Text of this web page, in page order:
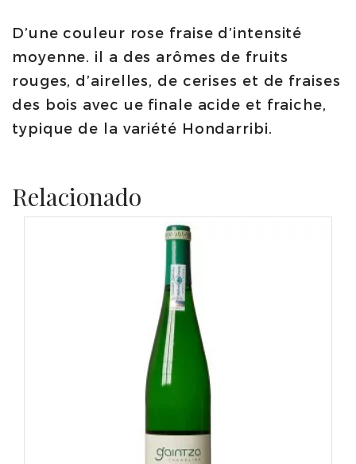
D’une couleur rose fraise d’intensité
moyenne. il a des arômes de fruits
rouges, d’airelles, de cerises et de fraises
des bois avec ue finale acide et fraiche,
typique de la variété Hondarribi.
Relacionado